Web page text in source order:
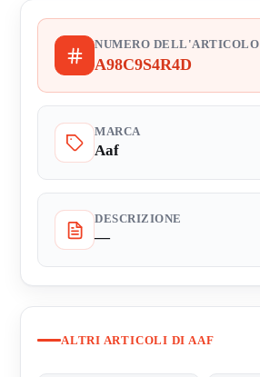
NUMERO DELL'ARTICOLO
A98C9S4R4D
MARCA
Aaf
DESCRIZIONE
—
ALTRI ARTICOLI DI AAF